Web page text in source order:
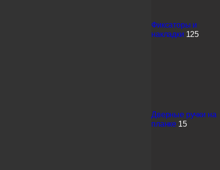
Фиксаторы и
накладки 125
Дверные ручки на
планке 15